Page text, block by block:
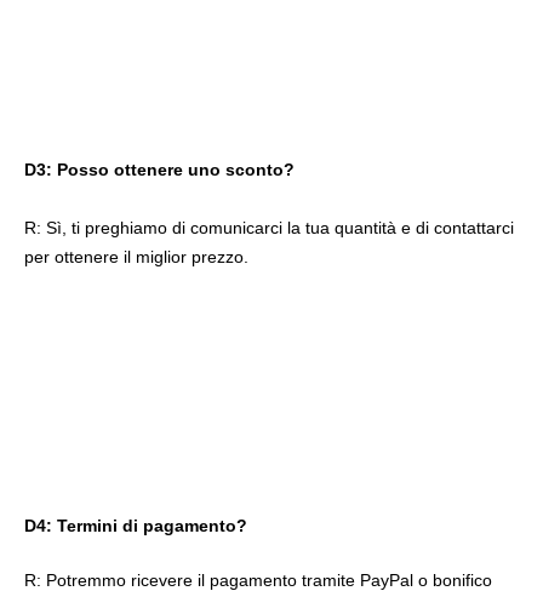
D3: Posso ottenere uno sconto?
R: Sì, ti preghiamo di comunicarci la tua quantità e di contattarci
per ottenere il miglior prezzo.
D4: Termini di pagamento?
R: Potremmo ricevere il pagamento tramite PayPal o bonifico